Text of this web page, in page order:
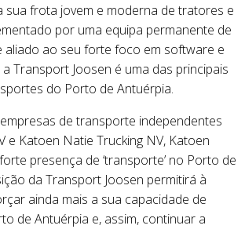
sua frota jovem e moderna de tratores e
por uma equipa permanente de
aliado ao seu forte foco em software e
Transport Joosen é uma das principais
do Porto de Antuérpia.
de transporte independentes
e Katoen Natie Trucking NV, Katoen
presença de ‘transporte’ no Porto de
da Transport Joosen permitirá à
ainda mais a sua capacidade de
de Antuérpia e, assim, continuar a